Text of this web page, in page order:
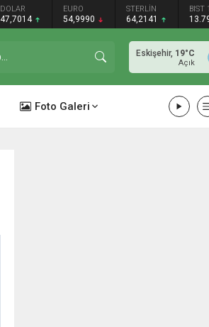
DOLAR
47,7014
EURO
54,9990
STERLİN
64,2141
BIST
Eskişehir, 19°C
Açık
Foto Galeri